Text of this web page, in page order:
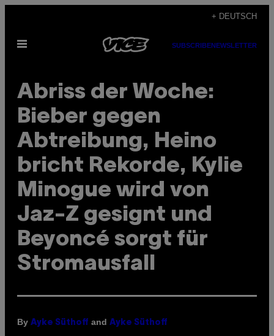
content
+ DEUTSCH
Open
SUBSCRIBENEWSLETTER
Abriss der Woche:
Bieber gegen
Abtreibung, Heino
bricht Rekorde, Kylie
Minogue wird von
Jaz-Z gesignt und
Beyoncé sorgt für
Stromausfall
By Ayke Süthoff and Ayke Süthoff